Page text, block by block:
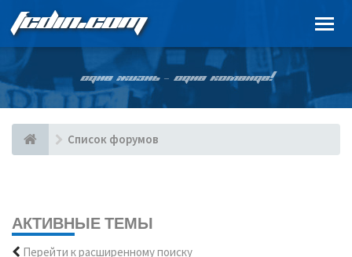
FCDIN.COM
ОДНА ЖИЗНЬ – ОДНА КОМАНДА!
Список форумов
АКТИВНЫЕ ТЕМЫ
Перейти к расширенному поиску